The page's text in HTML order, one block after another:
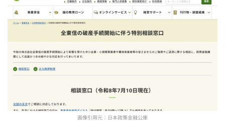
画像引用元： 日本政策金融公庫